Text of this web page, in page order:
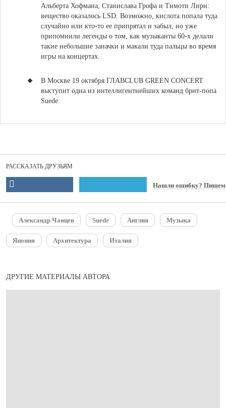
Альберта Хофмана, Станислава Грофа и Тимоти Лири:
вещество оказалось LSD. Возможно, кислота попала туда
случайно или кто-то ее припрятал и забыл, но уже
припомнили легенды о том, как музыканты 60-х делали
такие небольшие заначки и макали туда пальцы во время
игры на концертах.
В Москве 19 октября ГЛАВCLUB GREEN CONCERT
выступит одна из интеллигентнейших команд брит-попа
Suede.
РАССКАЗАТЬ ДРУЗЬЯМ
Нашли ошибку? Пишем
Александр Чанцев Suede Англия Музыка
Япония Архитектура Италия
ДРУГИЕ МАТЕРИАЛЫ АВТОРА